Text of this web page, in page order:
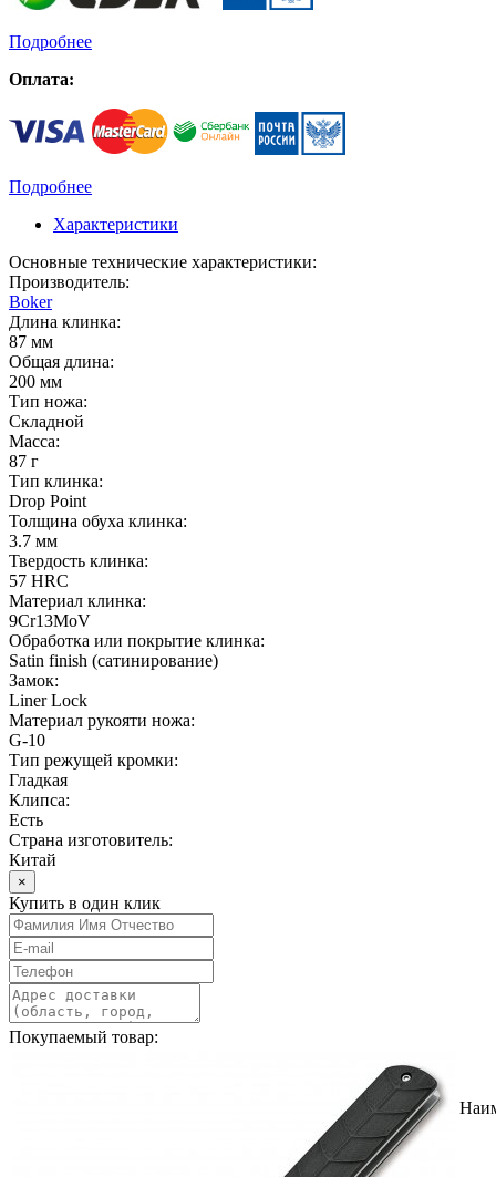
Подробнее
Оплата:
Подробнее
Характеристики
Основные технические характеристики:
Производитель:
Boker
Длина клинка:
87 мм
Общая длина:
200 мм
Тип ножа:
Складной
Масса:
87 г
Тип клинка:
Drop Point
Толщина обуха клинка:
3.7 мм
Твердость клинка:
57 HRC
Материал клинка:
9Cr13MoV
Обработка или покрытие клинка:
Satin finish (cатинирование)
Замок:
Liner Lock
Материал рукояти ножа:
G-10
Тип режущей кромки:
Гладкая
Клипса:
Есть
Страна изготовитель:
Китай
×
Купить в один клик
Покупаемый товар: